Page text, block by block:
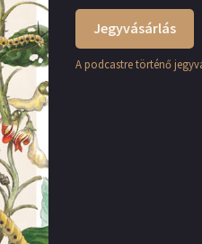
Jegyvásárlás
A podcastre történő